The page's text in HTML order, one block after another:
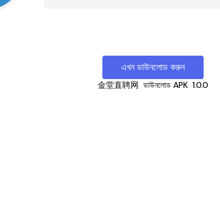
এখন ডাউনলোড করুন
金堂直聘网 ডাউনলোড APK 1.0.0